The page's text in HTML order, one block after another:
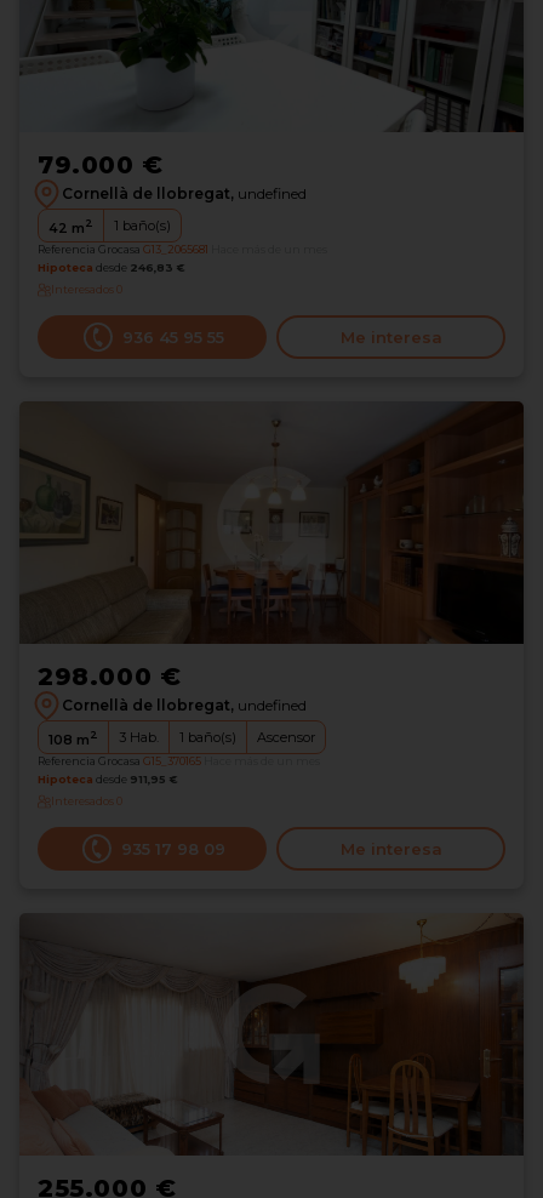
79.000 €
Cornellà de llobregat, undefined
42 m2 1 baño(s)
Referencia Grocasa G13_2065681
Hipoteca desde 246,83 €
Interesados0
936 45 95 55 Me interesa
298.000 €
Cornellà de llobregat, undefined
108 m2 3 Hab. 1 baño(s) Ascensor
Referencia Grocasa G15_370165
Hipoteca desde 911,95 €
Interesados0
935 17 98 09 Me interesa
255.000 €